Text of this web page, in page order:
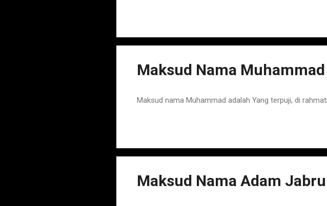
Maksud Nama
Maksud nama Muhammad adalah Yang terpuji, di
Maksud Nama Adam